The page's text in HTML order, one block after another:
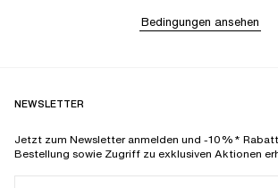
Bedingungen ansehen
NEWSLETTER
Jetzt zum Newsletter anmelden und -10%*
Bestellung sowie Zugriff zu exklusiven Aktionen